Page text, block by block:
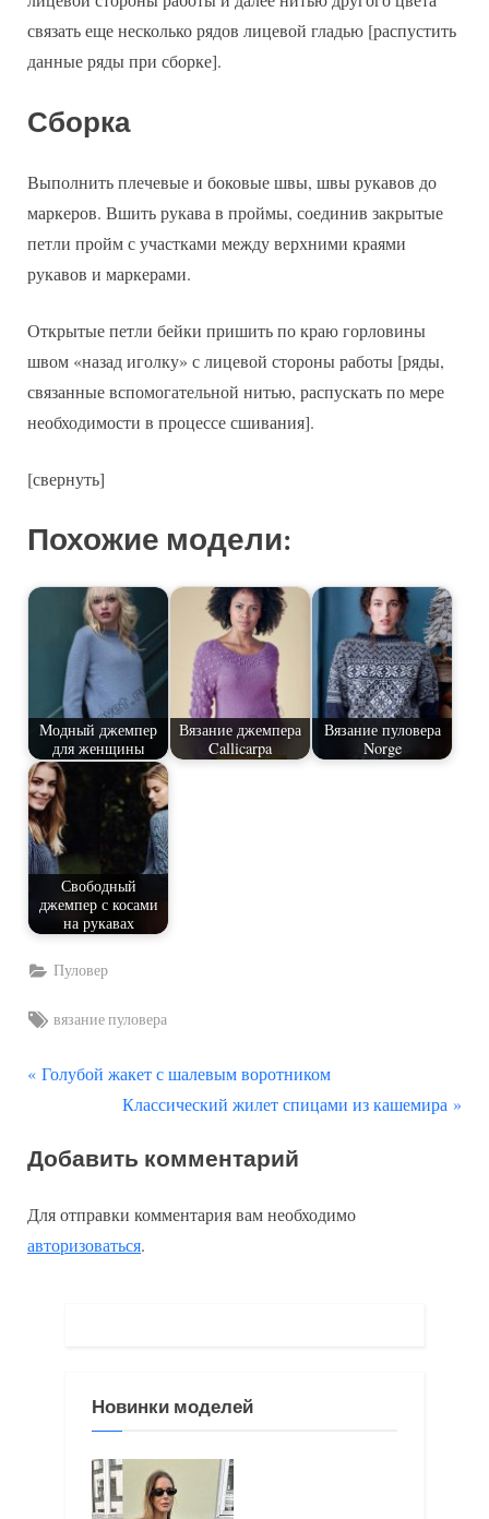
связать еще несколько рядов лицевой гладью [распустить
данные ряды при сборке].
Сборка
Выполнить плечевые и боковые швы, швы рукавов до
маркеров. Вшить рукава в проймы, соединив закрытые
петли пройм с участками между верхними краями
рукавов и маркерами.
Открытые петли бейки пришить по краю горловины
швом «назад иголку» с лицевой стороны работы [ряды,
связанные вспомогательной нитью, распускать по мере
необходимости в процессе сшивания].
[свернуть]
Похожие модели:
Модный джемпер
для женщины
Вязание джемпера
Callicarpa
Вязание пуловера
Norge
Свободный
джемпер с косами
на рукавах
Пуловер
Tags:
вязание пуловера
Навигация
записям
П
д
д
у
Голубой жакет с шалевым воротником
С
е
у
ю
а
п
и
с
Классический жилет спицами из кашемира
Добавить комментарий
Для отправки комментария вам необходимо
авторизоваться.
Новинки моделей